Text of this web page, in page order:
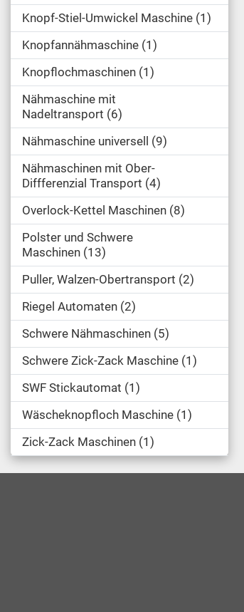
Knopf-Stiel-Umwickel Maschine 1
Knopfannähmaschine 1
Knopflochmaschinen 1
Nähmaschine mit
Nadeltransport 6
Nähmaschine universell
9
Nähmaschinen mit Ober-
Diffferenzial Transport 4
Overlock-Kettel Maschinen 8
Polster und Schwere
Maschinen 13
Puller, Walzen-Obertransport 2
Riegel Automaten 2
Schwere Nähmaschinen 5
Schwere Zick-Zack Maschine 1
SWF Stickautomat 1
Wäscheknopfloch Maschine 1
Zick-Zack Maschinen 1